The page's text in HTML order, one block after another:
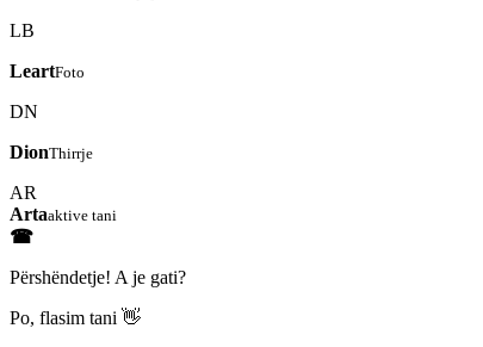
LB
LeartFoto
DN
DionThirrje
AR
Artaaktive tani
☎
Përshëndetje! A je gati?
Po, flasim tani 👋